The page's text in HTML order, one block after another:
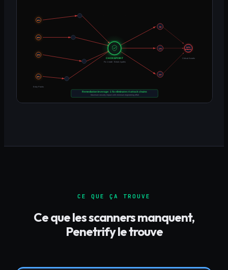
CE QUE ÇA TROUVE
Ce que les scanners manquent,
Penetrify le trouve